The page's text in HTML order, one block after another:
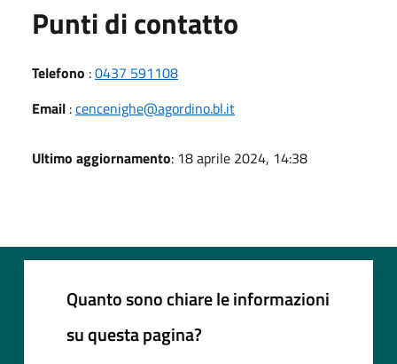
Punti di contatto
Telefono :0437 591108
Email :cencenighe@agordino.bl.it
Ultimo aggiornamento: 18 aprile 2024, 14:38
Quanto sono chiare le informazioni
su questa pagina?